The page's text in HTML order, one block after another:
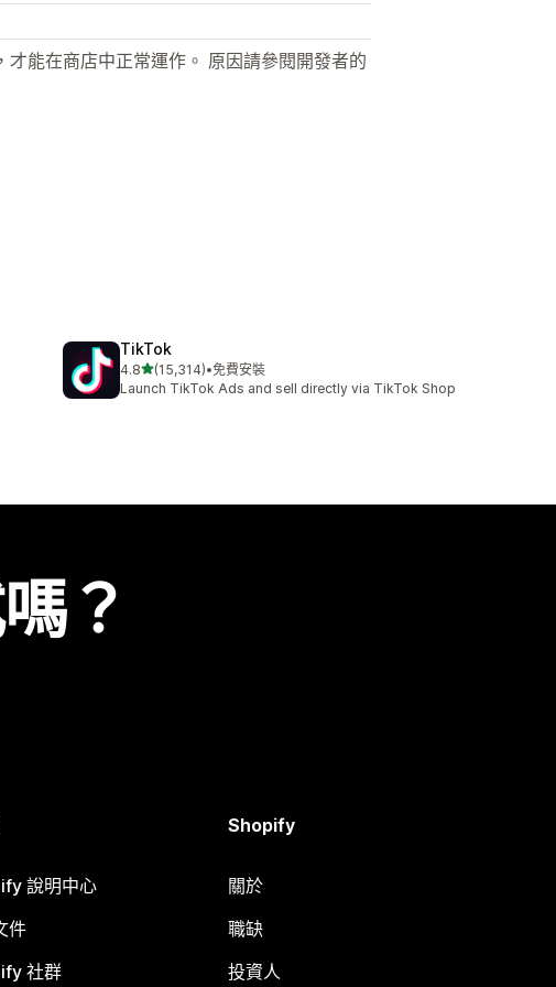
能在商店中正常運作。 原因請參閱開發者的
TikTok
4.8滿分 5 顆星
(15,314)
共有 15314 則評價
•免費安裝
Launch TikTok Ads and sell directly via TikTok Shop
？
說明中心
件
社群
Shopify
關於
職缺
投資人